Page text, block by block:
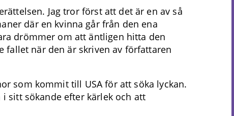
Jag tror först att det är en av så
där en kvinna går från den ena
drömmer om att äntligen hitta den
fallet när den är skriven av författaren
som kommit till USA för att söka lyckan.
sitt sökande efter kärlek och att